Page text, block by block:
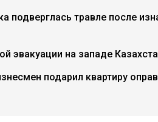
подверглась травле после
эвакуации на западе
подарил квартиру